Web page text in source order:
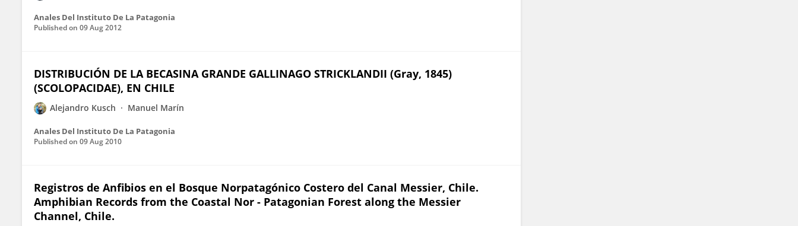
Anales Del Instituto De La Patagonia
Published on 09 Aug 2012
DISTRIBUCIÓN DE LA BECASINA GRANDE GALLINAGO STRICKLANDII (Gray, 1845)
(SCOLOPACIDAE), EN CHILE
Alejandro Kusch Manuel Marín
Anales Del Instituto De La Patagonia
Published on 09 Aug 2010
Registros de Anfibios en el Bosque Norpatagónico Costero del Canal Messier, Chile.
Amphibian Records from the Coastal Nor - Patagonian Forest along the Messier
Channel, Chile.